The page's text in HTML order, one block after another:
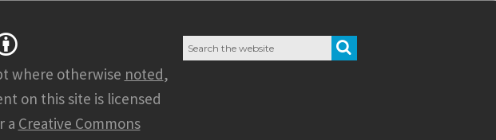
where otherwise noted,
on this site is licensed
a Creative Commons
Search
for: